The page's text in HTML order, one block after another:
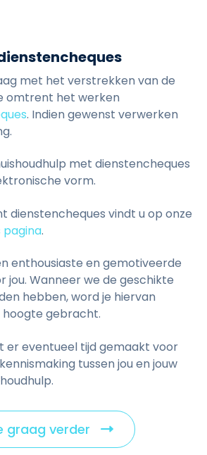
met het verstrekken van de
omtrent het werken
. Indien gewenst verwerken
met dienstencheques
vorm.
dienstencheques vindt u op onze
pagina.
enthousiaste en gemotiveerde
jou. Wanneer we de geschikte
hebben, word je hiervan
hoogte gebracht.
er eventueel tijd gemaakt voor
tussen jou en jouw
graag verder
l